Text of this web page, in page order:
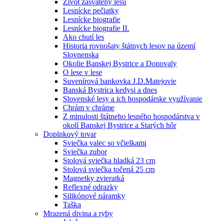
Lesnícke pečiatky
Lesnícke biografie
Lesnícke biografie II.
Ako chutí les
Historia rovnošaty štátnych lesov na území
Slovnenska
Okolie Banskej Bystrice a Donovaly
O lese v lese
Suvenírová bankovka J.D.Matejovie
Banská Bystrica kedysi a dnes
Slovenské lesy a ich hospodárske využívanie
Chrám v chráme
Z minulosti štátneho lesného hospodárstva v
okolí Banskej Bystrice a Starých hôr
Doplnkový tovar
Sviečka valec so včielkami
Sviečka zubor
Stolová sviečka hladká 23 cm
Stolová sviečka točená 25 cm
Magnetky zvieratká
Reflexné odrazky
Silikónové náramky
Taška
Mrazená divina a ryby